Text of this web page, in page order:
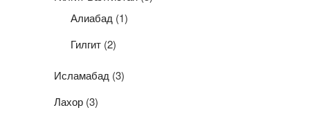
Алиабад (1)
Гилгит (2)
Исламабад (3)
Лахор (3)